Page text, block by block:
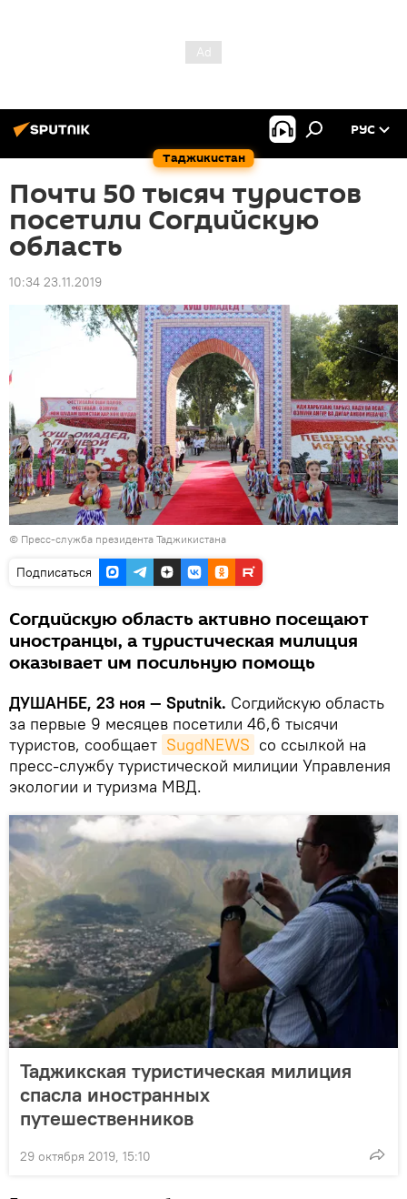
Таджикистан
РУС
Почти 50 тысяч туристов
посетили Согдийскую
область
10:34 23.11.2019
© Пресс-служба президента Таджикистана
Подписаться
Согдийскую область активно посещают
иностранцы, а туристическая милиция
оказывает им посильную помощь
ДУШАНБЕ, 23 ноя — Sputnik. Согдийскую область
за первые 9 месяцев посетили 46,6 тысячи
туристов, сообщает SugdNEWS со ссылкой на
пресс-службу туристической милиции Управления
экологии и туризма МВД.
Таджикская туристическая милиция
спасла иностранных
путешественников
29 октября 2019, 15:10